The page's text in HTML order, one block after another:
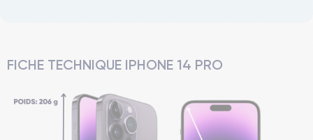
FICHE TECHNIQUE IPHONE 14 PRO